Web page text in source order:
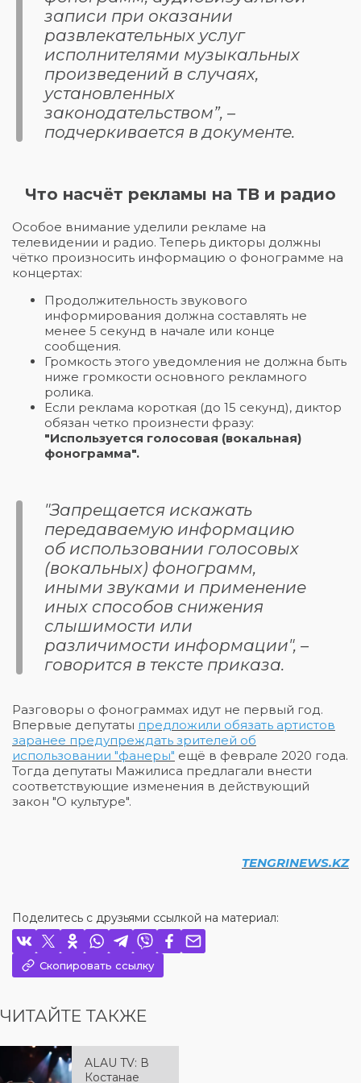
записи при оказании
развлекательных услуг
исполнителями музыкальных
произведений в случаях,
установленных
законодательством”, –
подчеркивается в документе.
Что насчёт рекламы на ТВ и радио
Особое внимание уделили рекламе на
телевидении и радио. Теперь дикторы должны
чётко произносить информацию о фонограмме на
концертах:
Продолжительность звукового
информирования должна составлять не
менее 5 секунд в начале или конце
сообщения.
Громкость этого уведомления не должна быть
ниже громкости основного рекламного
ролика.
Если реклама короткая (до 15 секунд), диктор
обязан четко произнести фразу:
"Используется голосовая (вокальная)
фонограмма".
"Запрещается искажать
передаваемую информацию
об использовании голосовых
(вокальных) фонограмм,
иными звуками и применение
иных способов снижения
слышимости или
различимости информации", –
говорится в тексте приказа.
Разговоры о фонограммах идут не первый год.
Впервые депутаты предложили обязать артистов
заранее предупреждать зрителей об
использовании "фанеры" ещё в феврале 2020 года.
Тогда депутаты Мажилиса предлагали внести
соответствующие изменения в действующий
закон "О культуре".
TENGRINEWS.KZ
Поделитесь с друзьями ссылкой на материал:
Скопировать ссылку
ЧИТАЙТЕ ТАКЖЕ
ALAU TV: В
Костанае